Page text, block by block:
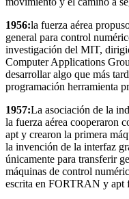
1956:la fuerza aérea
general para control
investigación del MIT,
Computer Applications
desarrollar algo que más
programación herramienta
1957:La asociación de la
la fuerza aérea cooperaron
apt y crearon la primera
la invención de la interfaz
únicamente para transferir
máquinas de control
escrita en FORTRAN y apt